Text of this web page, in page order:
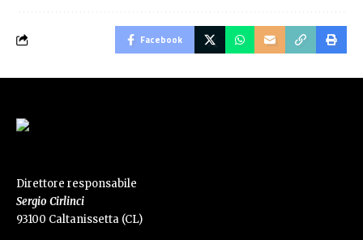
Facebook
Direttore responsabile
Sergio Cirlinci
93100 Caltanissetta (CL)